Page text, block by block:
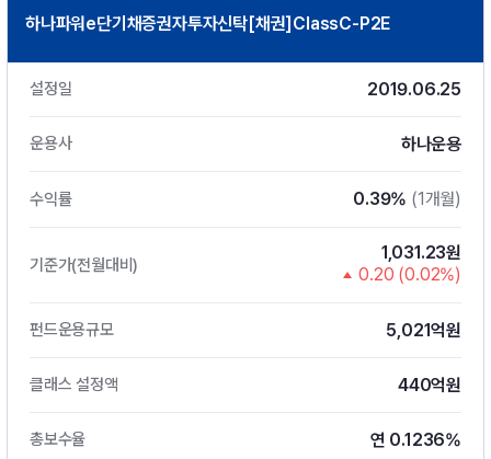
하나파워e단기채증권자투자신탁[채권]ClassC-P2E
설정일 2019.06.25
운용사 하나운용
수익률 0.39% (1개월)
기준가(전월대비)
1,031.23원
0.20 (0.02%)
펀드운용규모 5,021억원
클래스 설정액 440억원
총보수율 연 0.1236%